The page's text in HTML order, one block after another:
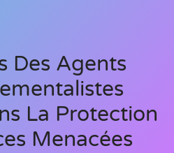
Des Agents
La Protection
Menacées